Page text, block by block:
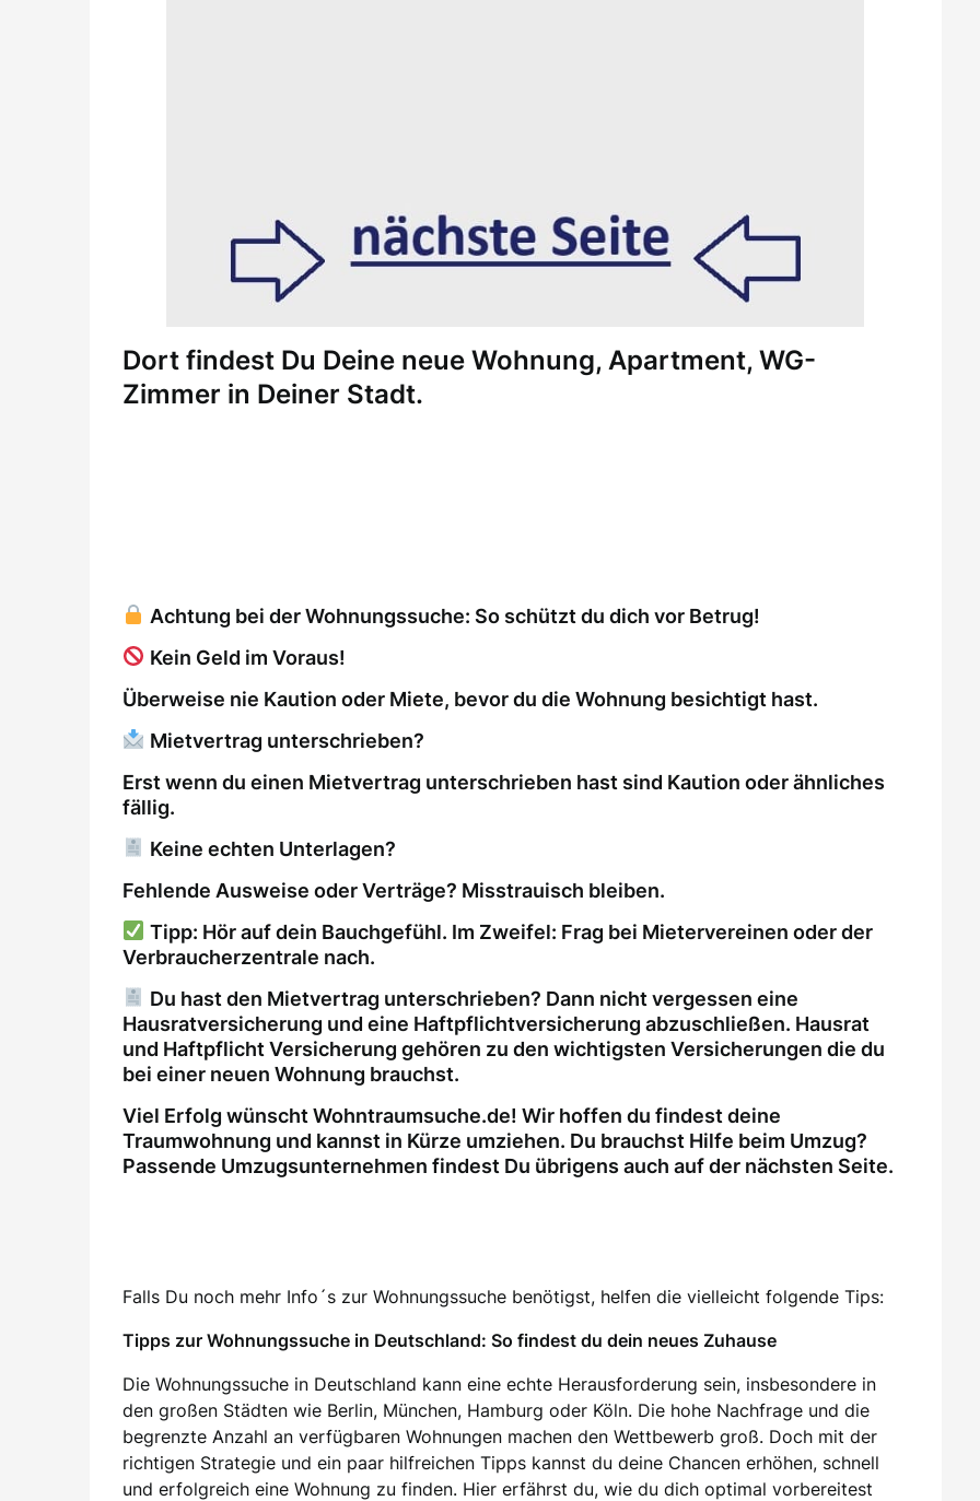
Dort findest Du Deine neue Wohnung, Apartment, WG-
Zimmer in Deiner Stadt.
Achtung bei der Wohnungssuche: So schützt du dich vor Betrug!
Kein Geld im Voraus!
Überweise nie Kaution oder Miete, bevor du die Wohnung besichtigt hast.
Mietvertrag unterschrieben?
Erst wenn du einen Mietvertrag unterschrieben hast sind Kaution oder ähnliches
fällig.
Keine echten Unterlagen?
Fehlende Ausweise oder Verträge? Misstrauisch bleiben.
Tipp: Hör auf dein Bauchgefühl. Im Zweifel: Frag bei Mietervereinen oder der
Verbraucherzentrale nach.
Du hast den Mietvertrag unterschrieben? Dann nicht vergessen eine
Hausratversicherung und eine Haftpflichtversicherung abzuschließen. Hausrat
und Haftpflicht Versicherung gehören zu den wichtigsten Versicherungen die du
bei einer neuen Wohnung brauchst.
Viel Erfolg wünscht Wohntraumsuche.de! Wir hoffen du findest deine
Traumwohnung und kannst in Kürze umziehen. Du brauchst Hilfe beim Umzug?
Passende Umzugsunternehmen findest Du übrigens auch auf der nächsten Seite.
Falls Du noch mehr Info´s zur Wohnungssuche benötigst, helfen die vielleicht folgende Tips:
Tipps zur Wohnungssuche in Deutschland: So findest du dein neues Zuhause
Die Wohnungssuche in Deutschland kann eine echte Herausforderung sein, insbesondere in
den großen Städten wie Berlin, München, Hamburg oder Köln. Die hohe Nachfrage und die
begrenzte Anzahl an verfügbaren Wohnungen machen den Wettbewerb groß. Doch mit der
richtigen Strategie und ein paar hilfreichen Tipps kannst du deine Chancen erhöhen, schnell
und erfolgreich eine Wohnung zu finden. Hier erfährst du, wie du dich optimal vorbereitest